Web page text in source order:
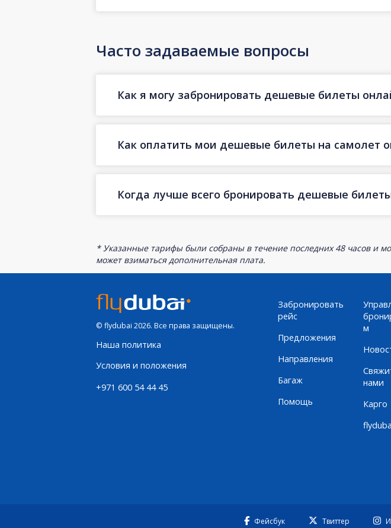
Часто задаваемые вопросы
Как я могу забронировать дешевые билеты
Как оплатить мои дешевые билеты на самолет
Когда лучше всего бронировать дешевые
* Указанные тарифы были собраны в течение последних 48 часов и
может взиматься дополнительная плата.
© flydubai 2026. Все права защищены.
Наша политика
Условия и положения
+971 600 54 44 45
Забронировать
рейс
Предложения
Направления
Багаж
Помощь
м
нами
Карго
Фейсбук Твиттер